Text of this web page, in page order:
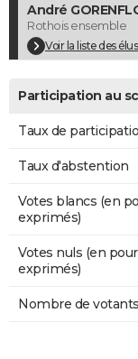
COPAINS D'AVANT
S'inscrire
Se connecter
Lycées
Collèges
Primaires
Universités
Entreprises
Service militaire
Avis de recherche
AVIS DE DÉCÈS
FORUM
André
Rothois ensemble
Voir la liste des élus
Participation au
Taux de
Taux d'abstention
Votes blancs (en
exprimés)
Votes nuls (en
exprimés)
Nombre de votants